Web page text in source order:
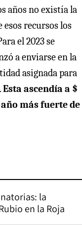
años no existía la
esos recursos los
el 2023 se
a enviarse en la
asignada para
Esta ascendía a $
más fuerte de
la
en la Roja